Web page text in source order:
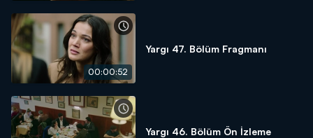
00:00:52
Yargı 47. Bölüm Fragmanı
Yargı 46. Bölüm Ön İzleme